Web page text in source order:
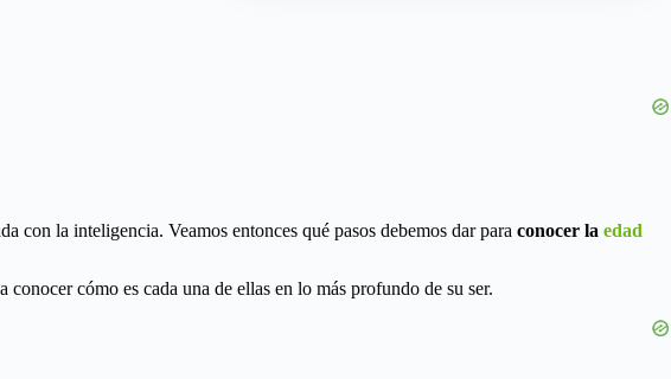
con la inteligencia. Veamos entonces qué pasos debemos dar para conocer la edad
conocer cómo es cada una de ellas en lo más profundo de su ser.